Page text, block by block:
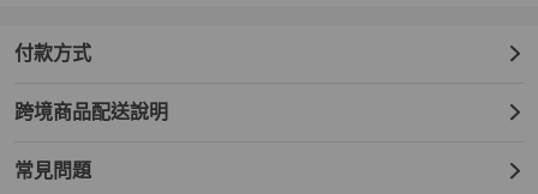
付款方式
跨境商品配送說明
常見問題